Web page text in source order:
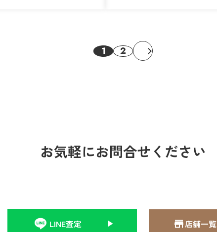
1 2
お気軽にお問合せください
LINE査定 店舗一覧